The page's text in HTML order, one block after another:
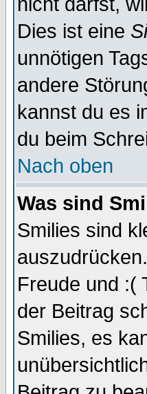
Dies ist eine
unnötigen
andere
kannst du es
du beim
Nach oben
Was sind
Smilies sind
Freude und :(
der Beitrag
Smilies, es